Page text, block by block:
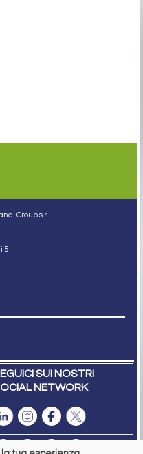
Group s.r.l.
5
SUI NOSTRI
NETWORK